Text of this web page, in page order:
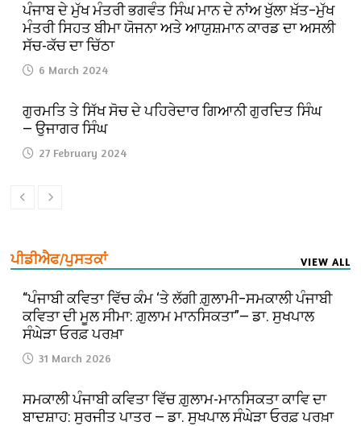
ਪੰਜਾਬ ਦੇ ਮੁੱਖ ਮੰਤਰੀ ਭਗਵੰਤ ਸਿੰਘ ਮਾਨ ਦੇ ਨਾਂਅ ਖੁੱਲਾ ਖ਼ੱਤ–ਮੁੱਖ
ਮੰਤਰੀ ਸਿਹਤ ਬੀਮਾ ਯੋਜਨਾ ਅਤੇ ਆਯੁਸ਼ਮਾਨ ਕਾਰਡ ਦਾ ਅਸਲੀ
ਸੱਚ-ਕੱਚ ਦਾ ਚਿੱਠਾ
6 March 2024
ਗੁਰਮਤਿ ਤੇ ਸਿੱਖ ਸੋਚ ਦੇ ਪਹਿਰੇਦਾਰ ਗਿਆਨੀ ਗੁਰਦਿਤ ਸਿੰਘ
— ਉਜਾਗਰ ਸਿੰਘ
27 February 2024
ਪੀਡੀਐਫ/ਪੁਸਤਕਾਂ VIEW ALL
“ਪੰਜਾਬੀ ਕਵਿਤਾ ਵਿੱਚ ਕੰਮ ‘ਤੇ ਲੱਗੀ ਗ਼ੁਲਾਮੀ–ਸਮਕਾਲੀ ਪੰਜਾਬੀ
ਕਵਿਤਾ ਦੀ ਮੂਲ ਸੀਮਾ: ਗ਼ੁਲਾਮ ਮਾਨਸਿਕਤਾ”— ਡਾ. ਸੁਖਪਾਲ
ਸੰਘੇੜਾ ਓਰਫ਼ ਪਰਖ਼ਾ
31 March 2026
ਸਮਕਾਲੀ ਪੰਜਾਬੀ ਕਵਿਤਾ ਵਿੱਚ ਗ਼ੁਲਾਮ-ਮਾਨਸਿਕਤਾ ਕਾਵਿ ਦਾ
ਬਾਦਸ਼ਾਹ: ਸੁਰਜੀਤ ਪਾਤਰ — ਡਾ. ਸੁਖਪਾਲ ਸੰਘੇੜਾ ਓਰਫ਼ ਪਰਖ਼ਾ